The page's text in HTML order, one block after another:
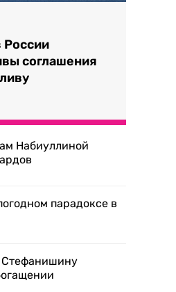
России
соглашения
Набиуллиной
парадоксе в